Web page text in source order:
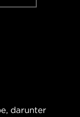
darunter